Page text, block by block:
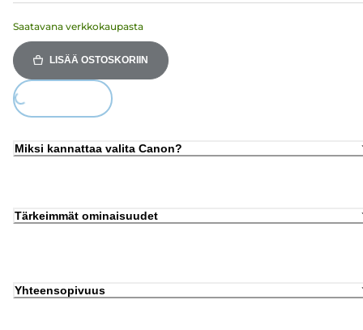
Saatavana verkkokaupasta
LISÄÄ OSTOSKORIIN
Loading...
Miksi kannattaa valita Canon?
Tärkeimmät ominaisuudet
Yhteensopivuus